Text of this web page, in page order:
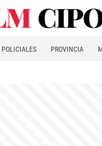
POLICIALES PROVINCIA